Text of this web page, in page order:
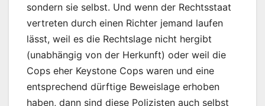
sondern sie selbst. Und wenn der Rechtsstaat
vertreten durch einen Richter jemand laufen
lässt, weil es die Rechtslage nicht hergibt
(unabhängig von der Herkunft) oder weil die
Cops eher Keystone Cops waren und eine
entsprechend dürftige Beweislage erhoben
haben, dann sind diese Polizisten auch selbst